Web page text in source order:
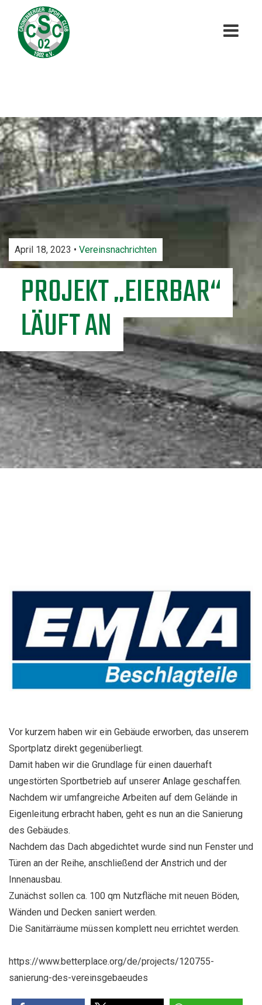
April 18, 2023 • Vereinsnachrichten
PROJEKT „EIERBAR“
LÄUFT AN
Vor kurzem haben wir ein Gebäude erworben, das unserem
Sportplatz direkt gegenüberliegt.
Damit haben wir die Grundlage für einen dauerhaft
ungestörten Sportbetrieb auf unserer Anlage geschaffen.
Nachdem wir umfangreiche Arbeiten auf dem Gelände in
Eigenleitung erbracht haben, geht es nun an die Sanierung
des Gebäudes.
Nachdem das Dach abgedichtet wurde sind nun Fenster und
Türen an der Reihe, anschließend der Anstrich und der
Innenausbau.
Zunächst sollen ca. 100 qm Nutzfläche mit neuen Böden,
Wänden und Decken saniert werden.
Die Sanitärräume müssen komplett neu errichtet werden.
https://www.betterplace.org/de/projects/120755-
sanierung-des-vereinsgebaeudes